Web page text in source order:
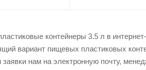
контейнеры 3.5 л в
вариант пищевых пластиковых
заявки нам на электронную почту,